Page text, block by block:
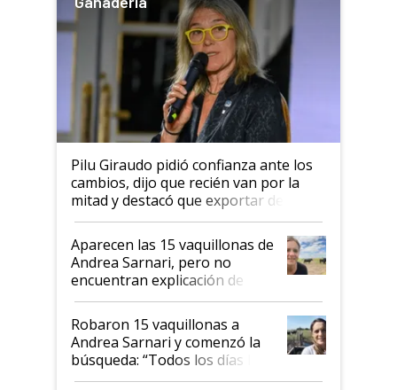
Pilu Giraudo pidió confianza ante los
cambios, dijo que recién van por la
mitad y destacó que exportar dejó de
ser "para unos pocos": "Tenemos un
mandato muy claro del gobierno
nacional"
Aparecen las 15 vaquillonas de
Andrea Sarnari, pero no
encuentran explicación de
cómo llegaron allí
Robaron 15 vaquillonas a
Andrea Sarnari y comenzó la
búsqueda: “Todos los días le
toca a algún productor”